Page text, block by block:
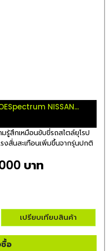
NISSAN...
รู้สึกเหมือนขับขี่รถสไตล์ยุโรป
งสั่นสะเทือนเพิ่มขึ้นจากรุ่นปกติ
บาท
เปรียบเทียบสินค้า
อ